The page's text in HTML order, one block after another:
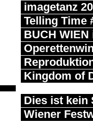
imagetanz
Telling Time
BUCH
Kingdom of
Dies ist kein
Wiener